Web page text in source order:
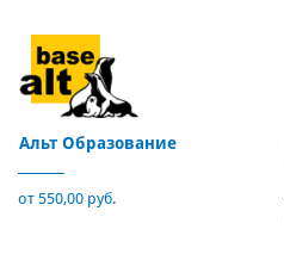
Альт Образование
от 550,00 руб.